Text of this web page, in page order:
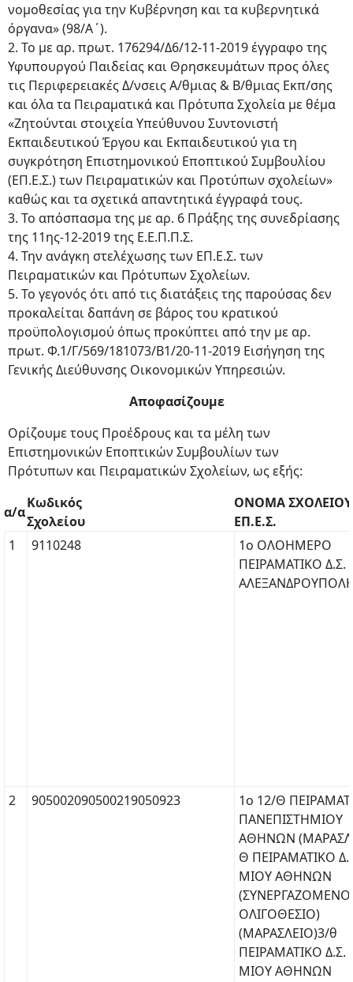
νομοθεσίας για την Κυβέρνηση και τα κυβερνητικά
όργανα» (98/Α΄).
2. Το με αρ. πρωτ. 176294/Δ6/12-11-2019 έγγραφο της
Υφυπουργού Παιδείας και Θρησκευμάτων προς όλες
τις Περιφερειακές Δ/νσεις Α/θμιας & Β/θμιας Εκπ/σης
και όλα τα Πειραματικά και Πρότυπα Σχολεία με θέμα
«Ζητούνται στοιχεία Υπεύθυνου Συντονιστή
Εκπαιδευτικού Έργου και Εκπαιδευτικού για τη
συγκρότηση Επιστημονικού Εποπτικού Συμβουλίου
(ΕΠ.Ε.Σ.) των Πειραματικών και Προτύπων σχολείων»
καθώς και τα σχετικά απαντητικά έγγραφά τους.
3. Το απόσπασμα της με αρ. 6 Πράξης της συνεδρίασης
της 11ης-12-2019 της Ε.Ε.Π.Π.Σ.
4. Την ανάγκη στελέχωσης των ΕΠ.Ε.Σ. των
Πειραματικών και Πρότυπων Σχολείων.
5. Το γεγονός ότι από τις διατάξεις της παρούσας δεν
προκαλείται δαπάνη σε βάρος του κρατικού
προϋπολογισμού όπως προκύπτει από την με αρ.
πρωτ. Φ.1/Γ/569/181073/Β1/20-11-2019 Εισήγηση της
Γενικής Διεύθυνσης Οικονομικών Υπηρεσιών.
Αποφασίζουμε
Ορίζουμε τους Προέδρους και τα μέλη των
Επιστημονικών Εποπτικών Συμβουλίων των
Πρότυπων και Πειραματικών Σχολείων, ως εξής:
α/α
Κωδικός
Σχολείου
ΟΝΟΜΑ
ΕΠ.Ε.Σ.
1
9110248
1ο ΟΛΟΗΜΕΡΟ
ΠΕΙΡΑΜΑΤΙΚΟ Δ.Σ.
2 905002090500219050923
1ο 12/Θ
ΠΑΝΕΠΙΣΤΗΜΙΟΥ
ΑΘΗΝΩΝ
Θ ΠΕΙΡΑΜΑΤΙΚΟ
ΜΙΟΥ ΑΘΗΝΩΝ
(ΣΥΝΕΡΓΑΖΟΜΕΝΟ
ΟΛΙΓΟΘΕΣΙΟ)
(ΜΑΡΑΣΛΕΙΟ)3/θ
ΠΕΙΡΑΜΑΤΙΚΟ
ΜΙΟΥ ΑΘΗΝΩΝ